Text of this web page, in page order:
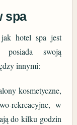
spa
hotel spa jest
swoją
innymi:
kosmetyczne,
rekreacyjne, w
do kilku godzin